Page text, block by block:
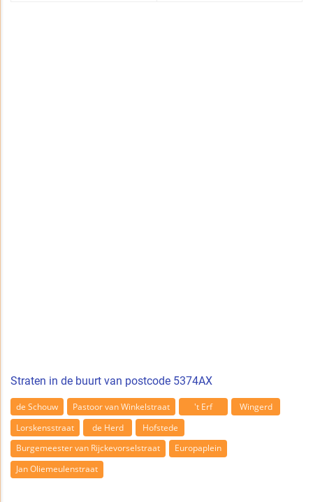
Straten in de buurt van postcode 5374AX
de Schouw Pastoor van Winkelstraat 't Erf
Wingerd
Lorskensstraat
de Herd
Hofstede
Burgemeester van Rijckevorselstraat
Europaplein
Jan Oliemeulenstraat